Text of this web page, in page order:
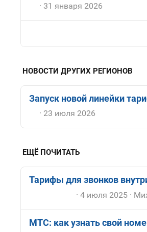
31 января 2026
НОВОСТИ ДРУГИХ РЕГИОНОВ
Запуск новой линейки
23 июля 2026
ЕЩЁ ПОЧИТАТЬ
Тарифы для звонков
4 июля 2025
МТС: как узнать свой